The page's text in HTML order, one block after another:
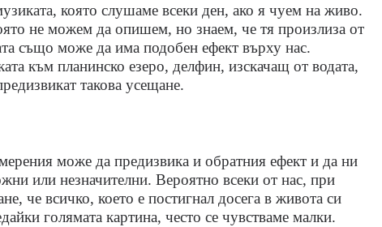
която слушаме всеки ден, ако я чуем на живо.
не можем да опишем, но знаем, че тя произлиза от
също може да има подобен ефект върху нас.
към планинско езеро, делфин, изскачащ от водата,
такова усещане.
може да предизвика и обратния ефект и да ни
или незначителни. Вероятно всеки от нас, при
че всичко, което е постигнал досега в живота си
голямата картина, често се чувстваме малки.